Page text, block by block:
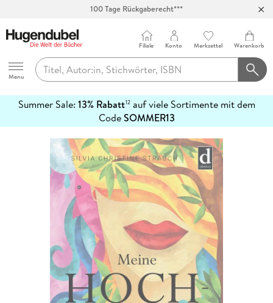
Hugendubel
Menu
Filiale Konto Merkzettel Warenkorb
Summer Sale: 13% Rabatt12auf viele Sortimente mit dem
CodeSOMMER13
erfahren